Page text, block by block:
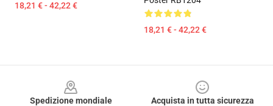
18,21 € - 42,22 €
18,21 € - 42,22 €
Spedizione mondiale
Acquista in tutta sicurezza